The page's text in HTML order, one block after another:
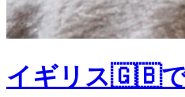
イギリス🇬🇧